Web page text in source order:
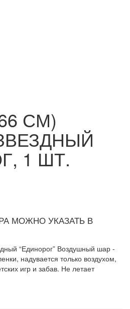
СМ)
1 ШТ.
МОЖНО УКАЗАТЬ В
“Единорог” Воздушный шар -
надувается только воздухом,
игр и забав. Не летает